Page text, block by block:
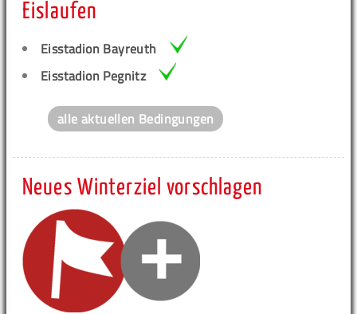
Eislaufen
Eisstadion Bayreuth
Eisstadion Pegnitz
alle aktuellen Bedingungen
Neues Winterziel vorschlagen